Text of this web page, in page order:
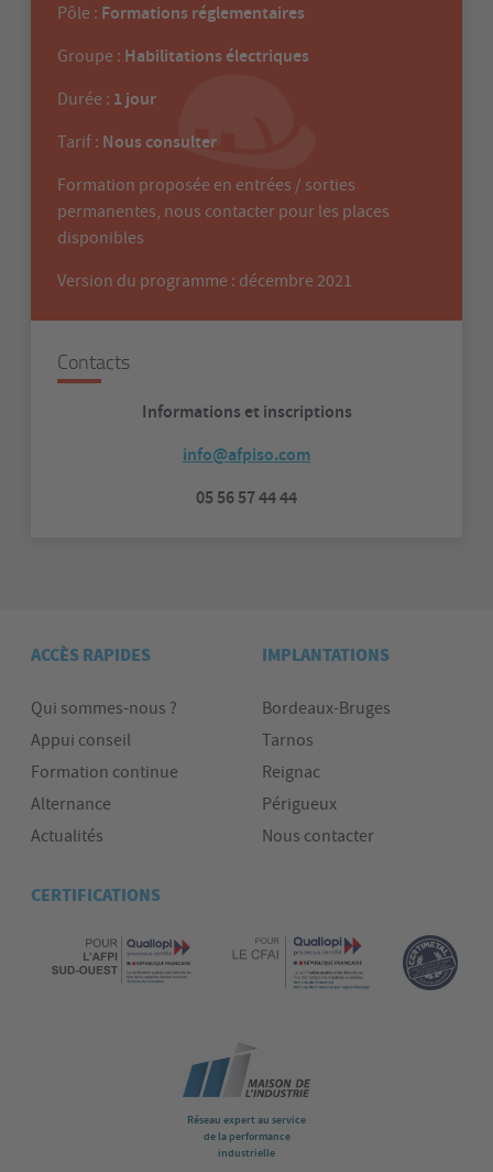
Pôle : Formations réglementaires
Groupe : Habilitations électriques
Durée : 1 jour
Tarif : Nous consulter
Formation proposée en entrées / sorties
permanentes, nous contacter pour les places
disponibles
Version du programme : décembre 2021
Contacts
Informations et inscriptions
info@afpiso.com
05 56 57 44 44
ACCÈS RAPIDES
Qui sommes-nous ?
Appui conseil
Formation continue
Alternance
Actualités
IMPLANTATIONS
Bordeaux-Bruges
Tarnos
Reignac
Périgueux
Nous contacter
CERTIFICATIONS
Réseau expert au service
de la performance
industrielle